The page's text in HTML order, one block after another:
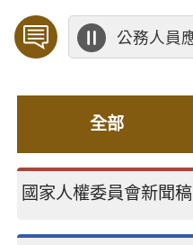
全部
國家人權委員會新聞稿